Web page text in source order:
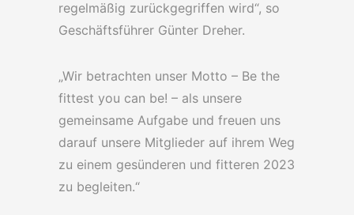
regelmäßig zurückgegriffen wird“, so
Geschäftsführer Günter Dreher.
„Wir betrachten unser Motto – Be the
fittest you can be! – als unsere
gemeinsame Aufgabe und freuen uns
darauf unsere Mitglieder auf ihrem Weg
zu einem gesünderen und fitteren 2023
zu begleiten.“